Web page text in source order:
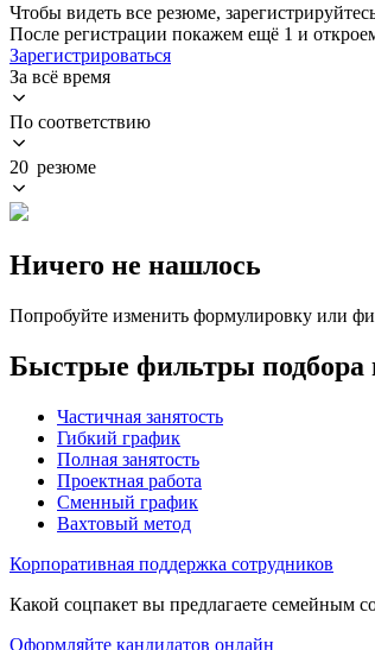
Чтобы видеть все резюме,
После регистрации покажем ещё 1 и
Зарегистрироваться
За всё время
По соответствию
20 резюме
Ничего не нашлось
Попробуйте изменить формулировку или
Быстрые фильтры подбора
Частичная занятость
Гибкий график
Полная занятость
Проектная работа
Сменный график
Вахтовый метод
Корпоративная поддержка сотрудников
Какой соцпакет вы предлагаете семейным
Оформляйте кандидатов онлайн